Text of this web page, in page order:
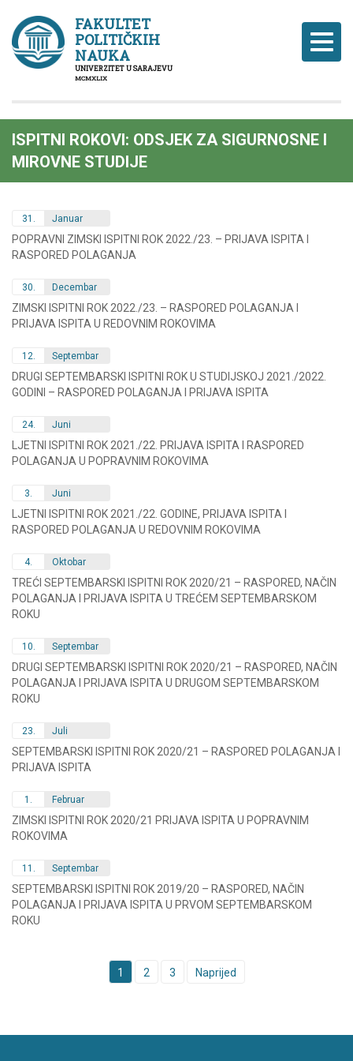
FAKULTET
POLITIČKIH
NAUKA
UNIVERZITET U SARAJEVU
MCMXLIX
ISPITNI ROKOVI: ODSJEK ZA SIGURNOSNE I
MIROVNE STUDIJE
31. Januar
POPRAVNI ZIMSKI ISPITNI ROK 2022./23. – PRIJAVA ISPITA I
RASPORED POLAGANJA
30. Decembar
ZIMSKI ISPITNI ROK 2022./23. – RASPORED POLAGANJA I
PRIJAVA ISPITA U REDOVNIM ROKOVIMA
12. Septembar
DRUGI SEPTEMBARSKI ISPITNI ROK U STUDIJSKOJ 2021./2022.
GODINI – RASPORED POLAGANJA I PRIJAVA ISPITA
24. Juni
LJETNI ISPITNI ROK 2021./22. PRIJAVA ISPITA I RASPORED
POLAGANJA U POPRAVNIM ROKOVIMA
3. Juni
LJETNI ISPITNI ROK 2021./22. GODINE, PRIJAVA ISPITA I
RASPORED POLAGANJA U REDOVNIM ROKOVIMA
4. Oktobar
TREĆI SEPTEMBARSKI ISPITNI ROK 2020/21 – RASPORED, NAČIN
POLAGANJA I PRIJAVA ISPITA U TREĆEM SEPTEMBARSKOM
ROKU
10. Septembar
DRUGI SEPTEMBARSKI ISPITNI ROK 2020/21 – RASPORED, NAČIN
POLAGANJA I PRIJAVA ISPITA U DRUGOM SEPTEMBARSKOM
ROKU
23. Juli
SEPTEMBARSKI ISPITNI ROK 2020/21 – RASPORED POLAGANJA I
PRIJAVA ISPITA
1. Februar
ZIMSKI ISPITNI ROK 2020/21 PRIJAVA ISPITA U POPRAVNIM
ROKOVIMA
11. Septembar
SEPTEMBARSKI ISPITNI ROK 2019/20 – RASPORED, NAČIN
POLAGANJA I PRIJAVA ISPITA U PRVOM SEPTEMBARSKOM
ROKU
1 2 3 Naprijed